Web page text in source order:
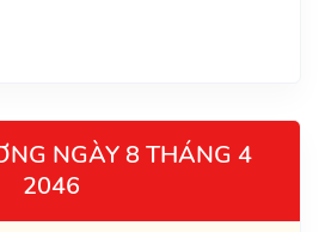
NGÀY 8 THÁNG 4
2046